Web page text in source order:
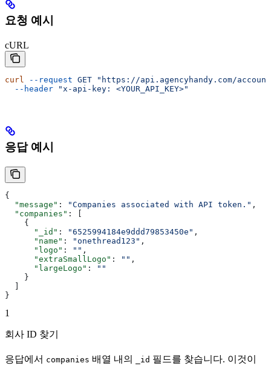
요청 예시
cURL
curl --request GET "https://api.agencyhandy.com/
  --header
"x-api-key: <YOUR_API_KEY>"
응답 예시
{
  "message"
: "Companies associated with API token." ,
  "companies"
: [
    {
      "_id"
: "6525994184e9ddd79853450e" ,
      "name"
: "onethread123" ,
      "logo"
: "" ,
      "extraSmallLogo"
: "" ,
      "largeLogo"
:
""
    }
}
1
회사 ID 찾기
응답에서 companies 배열 내의 _id 필드를 찾습니다. 이것이